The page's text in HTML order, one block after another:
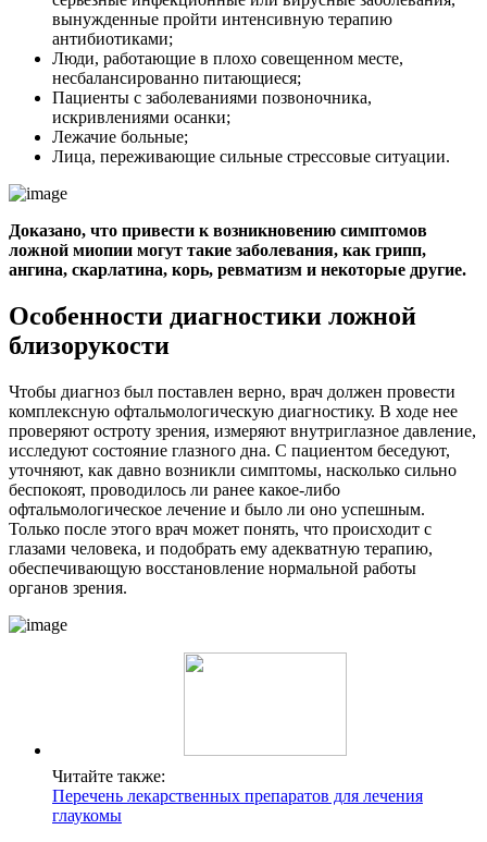
вынужденные пройти интенсивную терапию
антибиотиками;
Люди, работающие в плохо совещенном месте,
несбалансированно питающиеся;
Пациенты с заболеваниями позвоночника,
искривлениями осанки;
Лежачие больные;
Лица, переживающие сильные стрессовые ситуации.
Доказано, что привести к возникновению симптомов
ложной миопии могут такие заболевания, как грипп,
ангина, скарлатина, корь, ревматизм и некоторые другие.
Особенности диагностики ложной
близорукости
Чтобы диагноз был поставлен верно, врач должен провести
комплексную офтальмологическую диагностику. В ходе нее
проверяют остроту зрения, измеряют внутриглазное давление,
исследуют состояние глазного дна. С пациентом беседуют,
уточняют, как давно возникли симптомы, насколько сильно
беспокоят, проводилось ли ранее какое-либо
офтальмологическое лечение и было ли оно успешным.
Только после этого врач может понять, что происходит с
глазами человека, и подобрать ему адекватную терапию,
обеспечивающую восстановление нормальной работы
органов зрения.
Читайте также:
Перечень лекарственных препаратов для лечения
глаукомы